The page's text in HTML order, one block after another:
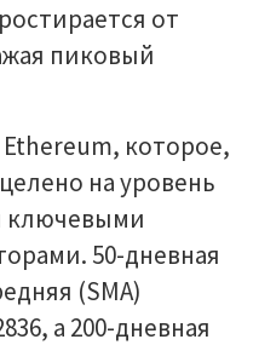
от
пиковый
которое,
на уровень
ключевыми
50-дневная
(SMA)
а 200-дневная